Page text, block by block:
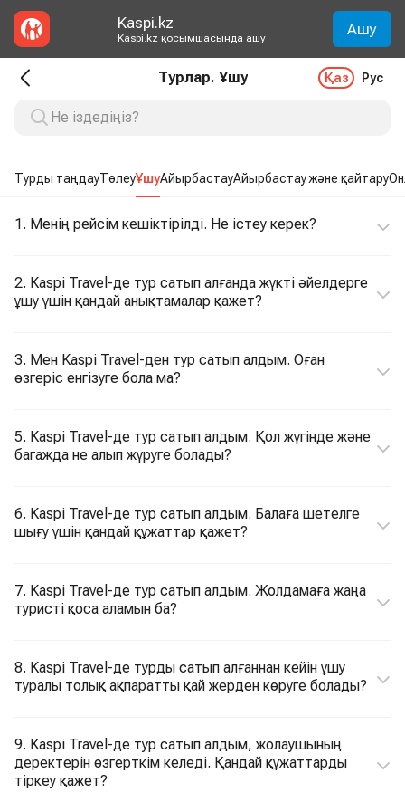
Kaspi.kz
Kaspi.kz қосымшасында ашу Ашу
Турлар. Ұшу Қаз Рус
Турды таңдауТөлеуҰшуАйырбастауАйырбастау және қайтару
1. Менің рейсім кешіктірілді. Не істеу керек?
2. Kaspi Travel-де тур сатып алғанда жүкті әйелдерге
ұшу үшін қандай анықтамалар қажет?
3. Мен Kaspi Travel-ден тур сатып алдым. Оған
өзгеріс енгізуге бола ма?
5. Kaspi Travel-де тур сатып алдым. Қол жүгінде және
багажда не алып жүруге болады?
6. Kaspi Travel-де тур сатып алдым. Балаға шетелге
шығу үшін қандай құжаттар қажет?
7. Kaspi Travel-де тур сатып алдым. Жолдамаға жаңа
туристі қоса аламын ба?
8. Kaspi Travel-де турды сатып алғаннан кейін ұшу
туралы толық ақпаратты қай жерден көруге болады?
9. Kaspi Travel-де тур сатып алдым, жолаушының
деректерін өзгерткім келеді. Қандай құжаттарды
тіркеу қажет?